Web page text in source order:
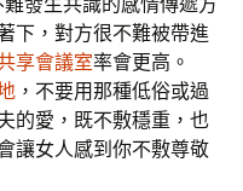
下，對方很不難被帶進
享會議室率會更高。
，不要用那種低俗或過
的愛，既不敷穩重，也
讓女人感到你不敷尊敬